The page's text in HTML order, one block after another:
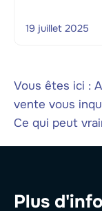
19 juillet 2025
Vous êtes ici :
vente vous
Ce qui peut
Plus